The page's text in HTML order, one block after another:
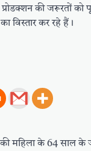
की जरूरतों को
विस्तार कर रहे हैं।
की महिला के 64 साल